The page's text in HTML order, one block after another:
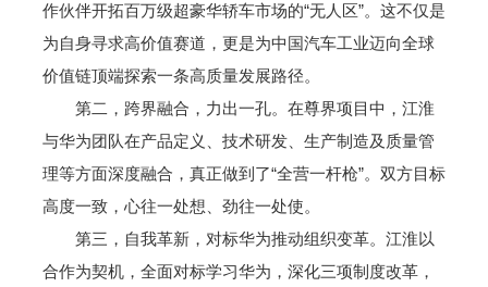
作伙伴开拓百万级超豪华轿车市场的“无人区”。这不仅是
为自身寻求高价值赛道，更是为中国汽车工业迈向全球
价值链顶端探索一条高质量发展路径。
第二，跨界融合，力出一孔。在尊界项目中，江淮
与华为团队在产品定义、技术研发、生产制造及质量管
理等方面深度融合，真正做到了“全营一杆枪”。双方目标
高度一致，心往一处想、劲往一处使。
第三，自我革新，对标华为推动组织变革。江淮以
合作为契机，全面对标学习华为，深化三项制度改革，